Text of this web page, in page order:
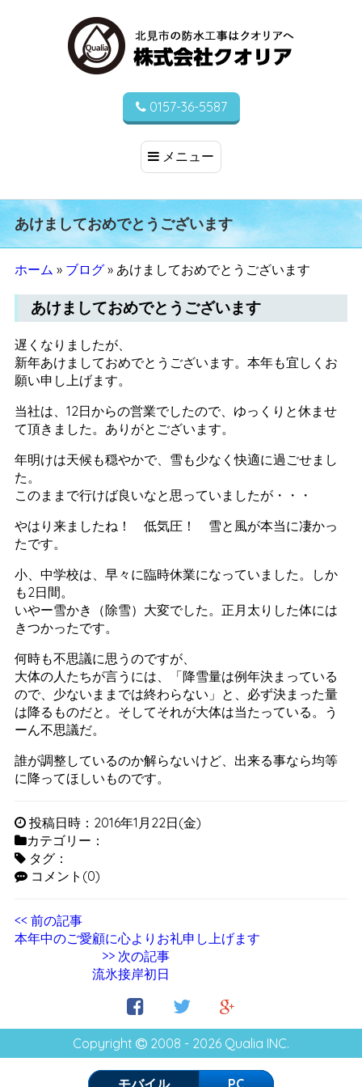
0157-36-5587
メニュー
あけましておめでとうございます
ホーム » ブログ» あけましておめでとうございます
あけましておめでとうございます
遅くなりましたが、
新年あけましておめでとうございます。本年も宜しくお
願い申し上げます。
当社は、12日からの営業でしたので、ゆっくりと休ませ
て頂きました。ありがとございます。
年明けは天候も穏やかで、雪も少なく快適に過ごせまし
た。
このままで行けば良いなと思っていましたが・・・
やはり来ましたね！ 低気圧！ 雪と風が本当に凄かっ
たです。
小、中学校は、早々に臨時休業になっていました。しか
も2日間。
いやー雪かき（除雪）大変でした。正月太りした体には
きつかったです。
何時も不思議に思うのですが、
大体の人たちが言うには、「降雪量は例年決まっている
ので、少ないままでは終わらない」と、必ず決まった量
は降るものだと。そしてそれが大体は当たっている。う
ーん不思議だ。
誰が調整しているのか解らないけど、出来る事なら均等
に降ってほしいものです。
投稿日時：2016年1月22日(金)
カテゴリー：
タグ：
コメント(0)
<< 前の記事
本年中のご愛顧に心よりお礼申し上げます
>> 次の記事
流氷接岸初日
Copyright 2008 - 2026 Qualia INC.